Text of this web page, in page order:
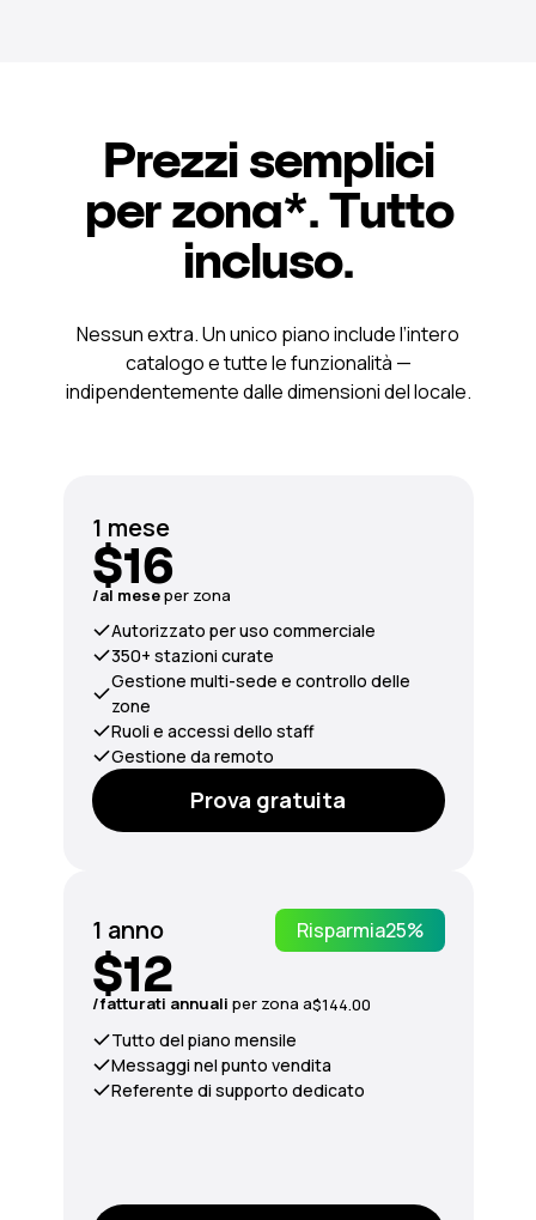
Prezzi semplici
per zona*. Tutto
incluso.
1 mese
$16
/al meseper zona
Autorizzato per uso commerciale
350+ stazioni curate
Gestione multi-sede e controllo delle
zone
Ruoli e accessi dello staff
Gestione da remoto
Prova gratuita
1 anno Risparmia25%
$12
/fatturati annuali per zona a$144.00
Tutto del piano mensile
Messaggi nel punto vendita
Referente di supporto dedicato
Nessun extra. Un unico piano include l’intero
catalogo e tutte le funzionalità —
indipendentemente dalle dimensioni del locale.